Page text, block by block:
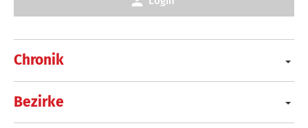
Chronik
Bezirke